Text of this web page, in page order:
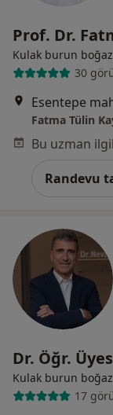
Prof. Dr.
Kulak burun boğaz
30
Fatma Tülin
Randevu
Dr. Öğr.
Kulak burun boğaz
17